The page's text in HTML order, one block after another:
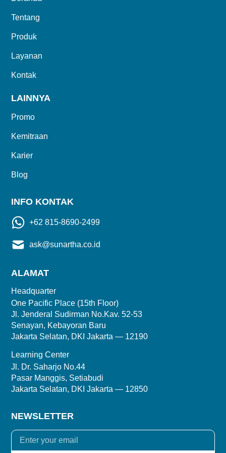
Kontak
Tentang
Produk
Layanan
Kontak
LAINNYA
Promo
Kemitraan
Karier
Blog
INFO KONTAK
+62 815-8690-2499
ask@sunartha.co.id
ALAMAT
Headquarter
One Pacific Place (15th Floor)
Jl. Jenderal Sudirman No.Kav. 52-53
Senayan, Kebayoran Baru
Jakarta Selatan, DKI Jakarta — 12190
Learning Center
Jl. Dr. Saharjo No.44
Pasar Manggis, Setiabudi
Jakarta Selatan, DKI Jakarta — 12850
NEWSLETTER